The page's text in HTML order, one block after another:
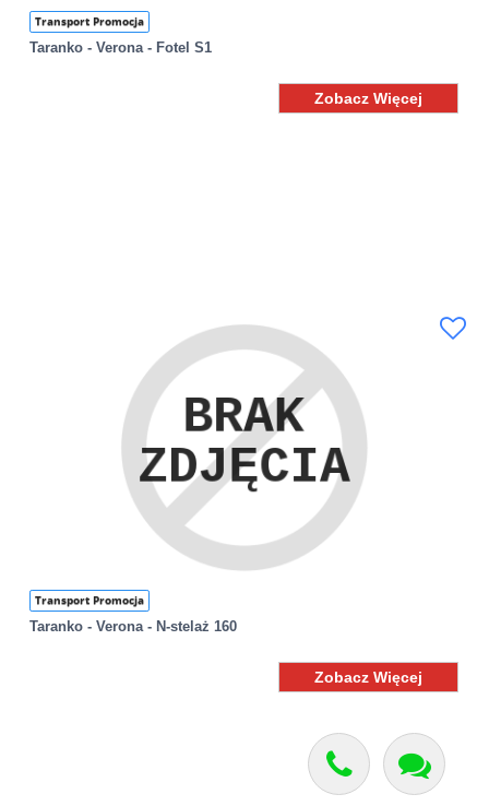
Transport Promocja
Taranko - Verona - Fotel S1
Zobacz Więcej
Transport Promocja
Taranko - Verona - N-stelaż 160
Zobacz Więcej